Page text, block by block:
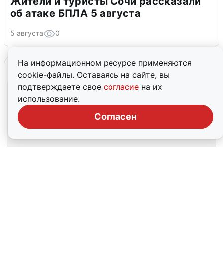
На информационном ресурсе применяются
cookie-файлы. Оставаясь на сайте, вы
подтверждаете свое согласие на их
использование.
Согласен
об атаке БПЛА 5 августа
5 августа 0